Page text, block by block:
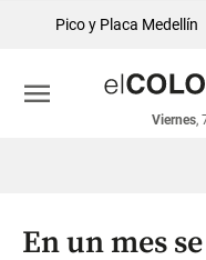
económicos
Colombia
Pico y Placa Medellín
Viernes,
menu
En un mes